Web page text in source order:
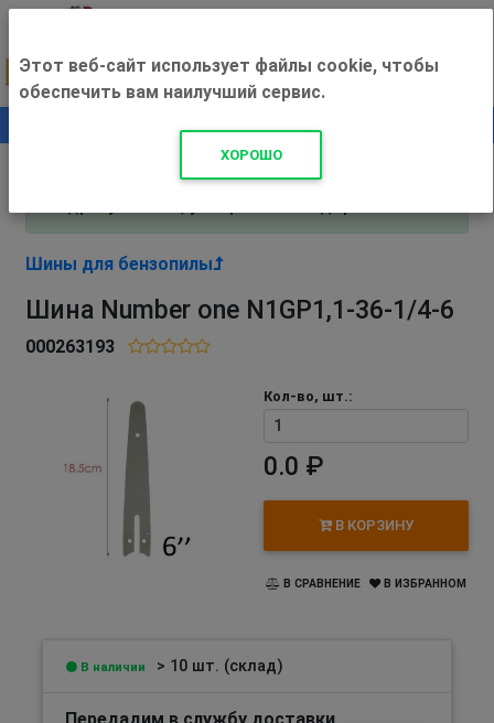
+500 ₽
Внимание! С 3 августа магазин работает по
Шины для бензопилы
Шина Number one N1GP1,1-36-1/4-6
000263193
Кол-во, шт.:
0.0 ₽
В КОРЗИНУ
В СРАВНЕНИЕ В ИЗБРАННОМ
В наличии > 10 шт. (склад)
Этот веб-сайт использует файлы cookie, чтобы
обеспечить вам наилучший сервис.
ХОРОШО